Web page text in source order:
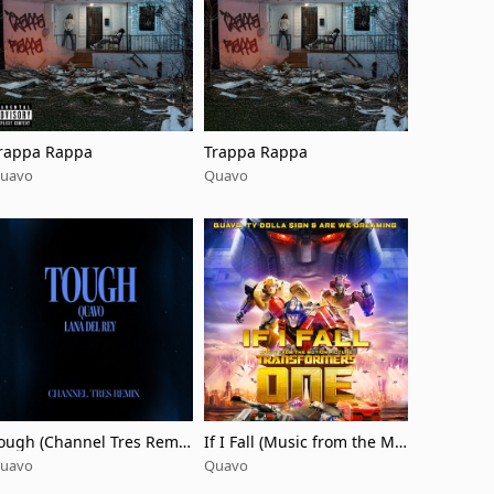
Rappa Trappa Rappa
Quavo
(Channel Tres Remi
If I Fall (Music from the Mo
tion Picture Transformers
One)
Quavo